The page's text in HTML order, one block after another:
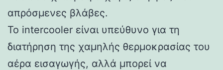
απρόσμενες βλάβες.
Το intercooler είναι υπεύθυνο για τη
διατήρηση της χαμηλής θερμοκρασίας του
αέρα εισαγωγής, αλλά μπορεί να